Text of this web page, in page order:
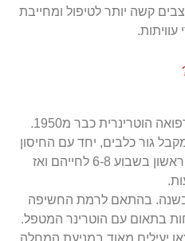
קשה יותר לטיפול ומחייבת
חיסונים אפקטיביים קיימים ברפואה הוטרינרית כבר מ1950.
גור כלבים, יחד עם החיסון
. גורים מקבלים חיסון ראשון בשבוע 6-8 לחייהם ואז
בשנה. בהתאם לרמת החשיפה
בתאום עם הוטרינר המטפל.
יעילים מאוד במניעת המחלה